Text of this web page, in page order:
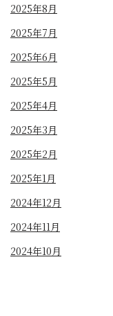
2025年8月
2025年7月
2025年6月
2025年5月
2025年4月
2025年3月
2025年2月
2025年1月
2024年12月
2024年11月
2024年10月